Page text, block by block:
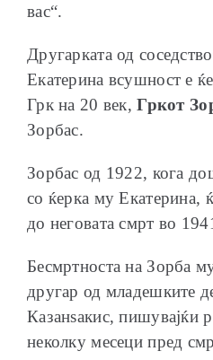
вас“.
Другарката од
Екатерина всушност е
Грк на 20 век,Гркот
Зорбас.
Зорбас од 1922, кога
со ќерка му Екатерина,
до неговата смрт во
Бесмртноста на Зорба
другар од младешките
Казанѕакис, пишувајќи
неколку месеци пред